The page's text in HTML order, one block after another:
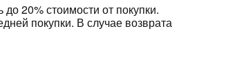
20% стоимости от покупки.
покупки. В случае возврата